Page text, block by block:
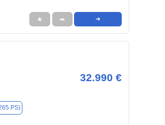
★ ➦ ➜
32.990 €
PS)